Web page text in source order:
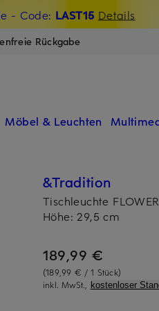
- Code: LAST15 Details
Beyond sichern
Rückgabe
Möbel & Leuchten
&Tradition
Tischleuchte
Höhe: 29,5 cm
189,99 €
(189,99 € / 1 Stück)
inkl. MwSt.,
kostenloser